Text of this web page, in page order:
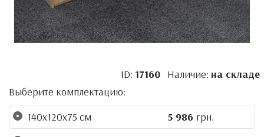
ID: 17160Наличие: на складе
Выберите комплектацию:
140х120х75 см
5 986 грн.